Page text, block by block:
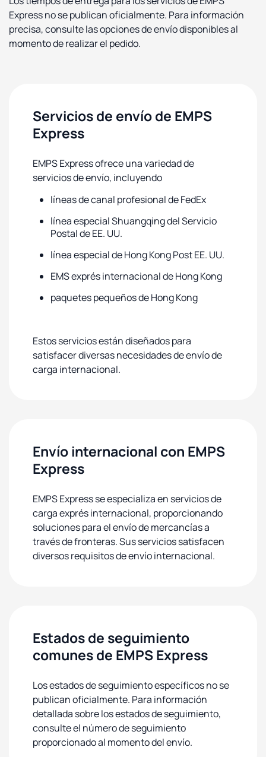
Express no se publican oficialmente. Para información
precisa, consulte las opciones de envío disponibles al
momento de realizar el pedido.
Servicios de envío de EMPS
Express
EMPS Express ofrece una variedad de
servicios de envío, incluyendo
líneas de canal profesional de FedEx
línea especial Shuangqing del Servicio
Postal de EE. UU.
línea especial de Hong Kong Post EE. UU.
EMS exprés internacional de Hong Kong
paquetes pequeños de Hong Kong
Estos servicios están diseñados para
satisfacer diversas necesidades de envío de
carga internacional.
Envío internacional con EMPS
Express
EMPS Express se especializa en servicios de
carga exprés internacional, proporcionando
soluciones para el envío de mercancías a
través de fronteras. Sus servicios satisfacen
diversos requisitos de envío internacional.
Estados de seguimiento
comunes de EMPS Express
Los estados de seguimiento específicos no se
publican oficialmente. Para información
detallada sobre los estados de seguimiento,
consulte el número de seguimiento
proporcionado al momento del envío.